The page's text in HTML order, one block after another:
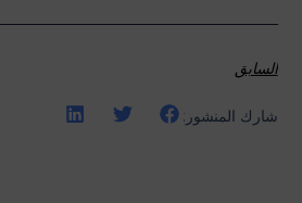
السابق
شارك المنشور: